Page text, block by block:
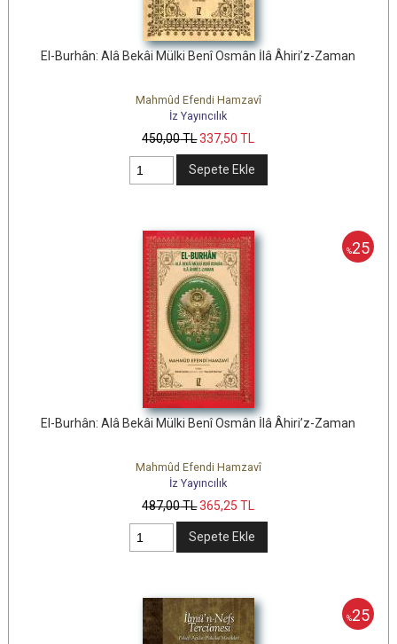
El-Burhân: Alâ Bekâi Mülki Benî Osmân İlâ Âhiri’z-Zaman
Mahmûd Efendi Hamzavî
İz Yayıncılık
450,00TL337,50 TL
Sepete Ekle
%25
El-Burhân: Alâ Bekâi Mülki Benî Osmân İlâ Âhiri’z-Zaman
Mahmûd Efendi Hamzavî
İz Yayıncılık
487,00TL365,25 TL
Sepete Ekle
%25